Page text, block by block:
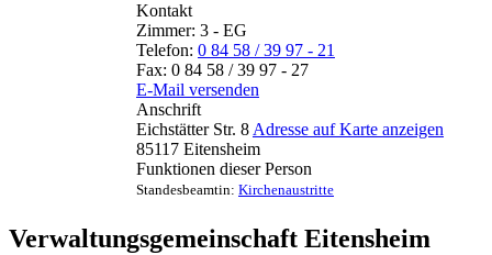
Kontakt
Zimmer: 3 - EG
Telefon: 0 84 58 / 39 97 - 21
Fax: 0 84 58 / 39 97 - 27
E-Mail versenden
Anschrift
Eichstätter Str. 8 Adresse auf Karte anzeigen
85117 Eitensheim
Funktionen dieser Person
Standesbeamtin: Kirchenaustritte
Verwaltungsgemeinschaft Eitensheim